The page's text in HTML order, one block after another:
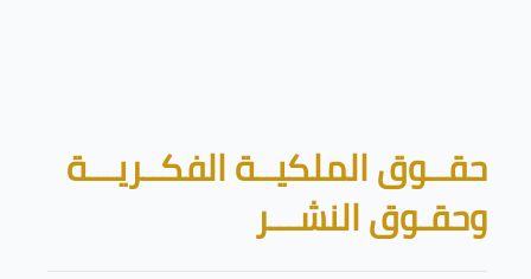
الكتل
حقــوق الملكيــة الفكــريـــة
وحقـوق النشـــر